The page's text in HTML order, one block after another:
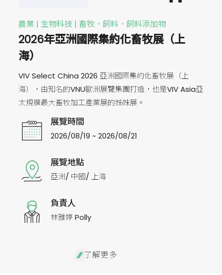
農業 | 生物科技 | 畜牧．飼料．飼料添加物
2026年亞洲國際集約化畜牧展（上
海）
VIV Select China 2026 亞洲國際集約化畜牧展（上
海），由知名的VNU歐洲展覽集團打造，也是VIV Asia亞
太規模最大畜牧加工產業展的姊妹展。
展覽時間
2026/08/19 ~ 2026/08/21
展覽地點
亞洲/ 中國/ 上海
負責人
林雅婷 Polly
了解更多